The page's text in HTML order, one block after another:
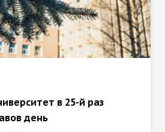
в 25-й раз
день